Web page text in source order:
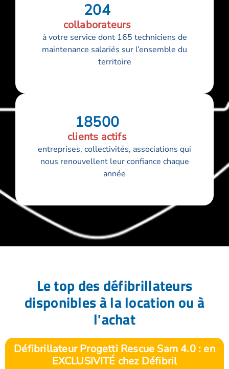
collaborateurs
204
à votre service dont 165 techniciens de
maintenance salariés sur l’ensemble du
territoire
clients actifs
18500
entreprises, collectivités, associations qui
nous renouvellent leur confiance chaque
année
Le top des défibrillateurs
disponibles à la location ou à
l'achat
Défibrillateur Progetti Rescue Sam 4.0 : en
EXCLUSIVITÉ chez Défibril